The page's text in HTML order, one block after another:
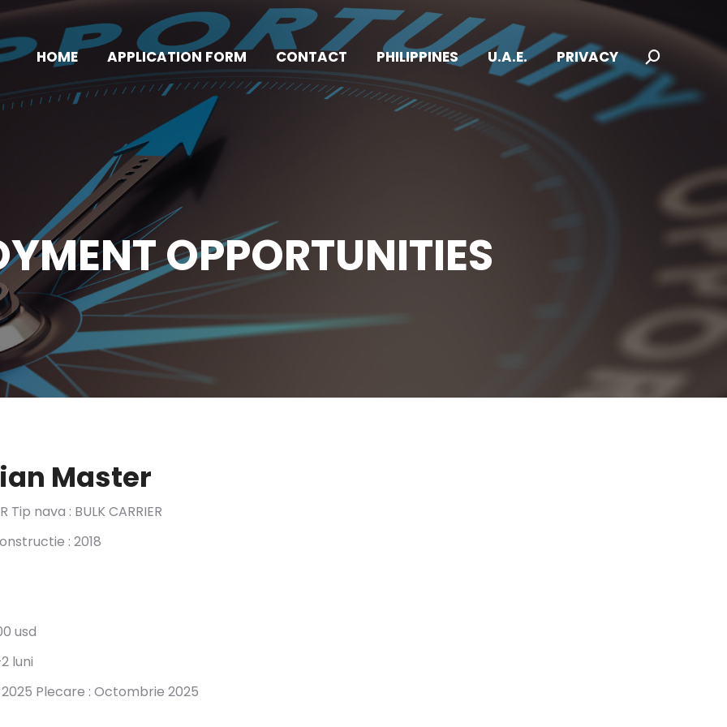
HOME APPLICATION FORM CONTACT PHILIPPINES U.A.E. PRIVACY Search:
OPPORTUNITIES
Master
Tip nava : BULK CARRIER
: 2018
usd
luni
Plecare : Octombrie 2025